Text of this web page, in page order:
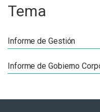
Tema
Informe de Gestión
Informe de Gobierno